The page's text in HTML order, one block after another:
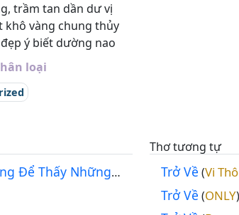
trầm tan dần dư vị
khô vàng chung thủy
ý biết dường nao
loại
Lấy Lại Biển Đông Để Thấy Những Chân Trời
Thơ tương tự
Trở Về (Vi
Trở Về (ONLY)